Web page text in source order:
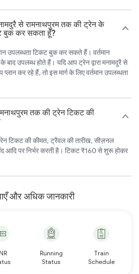
से रामनाथपुरम तक की ट्रेन के
बुक कर सकता हूँ?
उपलब्धता टिकट बुक कर सकते हैं। वर्तमान
बाद उपलब्ध होते हैं। यदि आप ट्रेन द्वारा मनामदुरै से
कर रहे हैं, तो इस मार्ग के लिए वर्तमान उपलब्धता
तक की ट्रेन टिकट की
टिकट की कीमत, ट्रैवल की तारीख, सीज़नल
आदि पर निर्भर करती है। टिकट ₹160 से शुरू होकर
और अधिक जानकारी
Running
Status
Train
Schedule